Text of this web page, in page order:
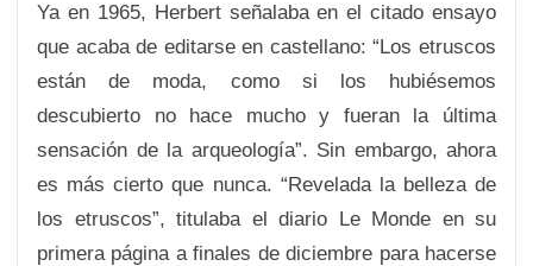
Ya en 1965, Herbert señalaba en el citado ensayo
que acaba de editarse en castellano: “Los etruscos
están de moda, como si los hubiésemos
descubierto no hace mucho y fueran la última
sensación de la arqueología”. Sin embargo, ahora
es más cierto que nunca. “Revelada la belleza de
los etruscos”, titulaba el diario Le Monde en su
primera página a finales de diciembre para hacerse